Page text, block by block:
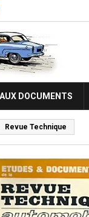
DOCUMENTS
Revue Technique